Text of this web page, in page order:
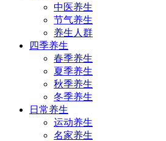
中医养生
节气养生
养生人群
四季养生
春季养生
夏季养生
秋季养生
冬季养生
日常养生
运动养生
名家养生